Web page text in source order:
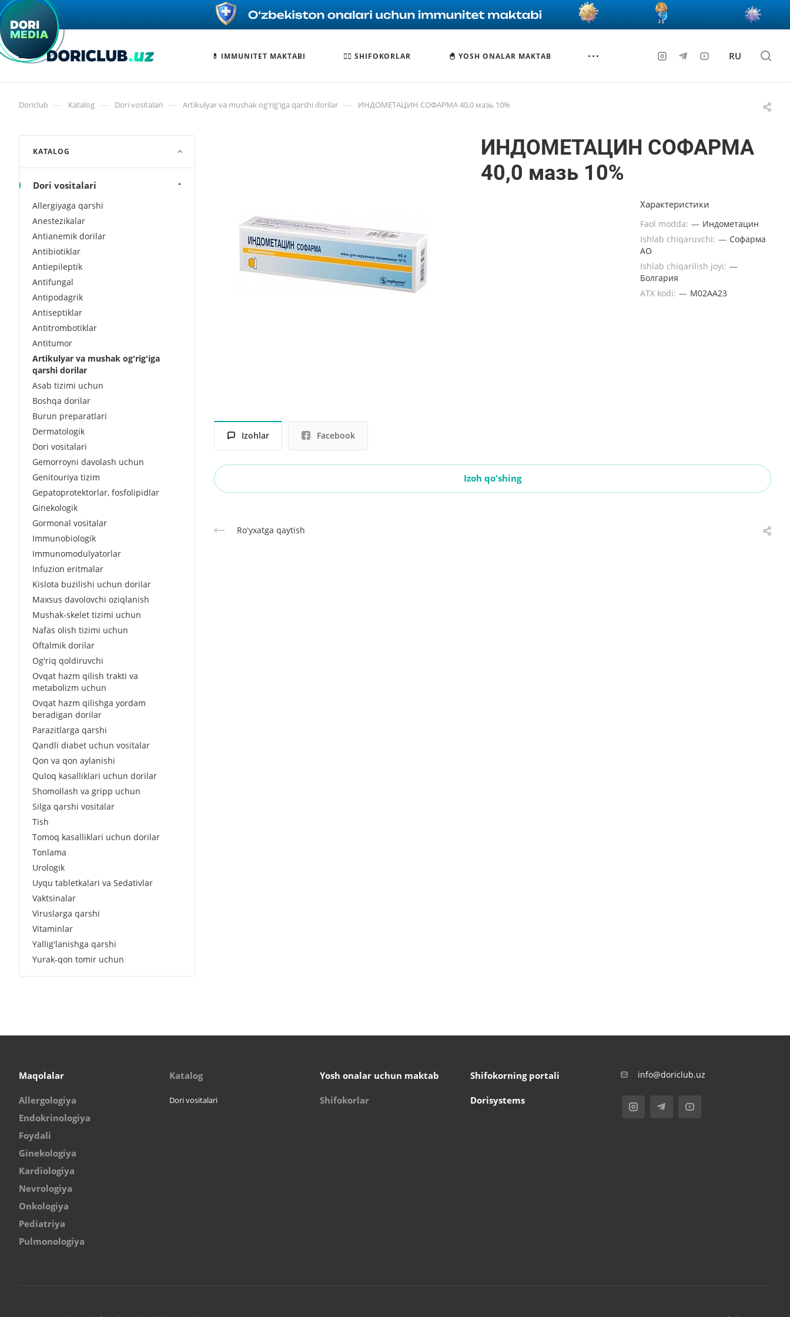
💊 IMMUNITET MAKTABI 🧑‍⚕️ SHIFOKORLAR 🐣 YOSH ONALAR MAKTAB RU
Doriclub — Katalog — Dori vositalari — Artikulyar va mushak og'rig'iga qarshi dorilar — ИНДОМЕТАЦИН СОФАРМА 40,0 мазь 10%
ИНДОМЕТАЦИН СОФАРМА
40,0 мазь 10%
Характеристики
Faol modda: — Индометацин
Ishlab chiqaruvchi: — Софарма
АО
Ishlab chiqarilish joyi: —
Болгария
ATX kodi: — M02AA23
Izohlar Facebook
Izoh qo'shing
Roʻyxatga qaytish
KATALOG
Dori vositalari
Allergiyaga qarshi
Anestezikalar
Antianemik dorilar
Antibiotiklar
Antiepileptik
Antifungal
Antipodagrik
Antiseptiklar
Antitrombotiklar
Antitumor
Artikulyar va mushak og'rig'iga
qarshi dorilar
Asab tizimi uchun
Boshqa dorilar
Burun preparatlari
Dermatologik
Dori vositalari
Gemorroyni davolash uchun
Genitouriya tizim
Gepatoprotektorlar, fosfolipidlar
Ginekologik
Gormonal vositalar
Immunobiologik
Immunomodulyatorlar
Infuzion eritmalar
Kislota buzilishi uchun dorilar
Maxsus davolovchi oziqlanish
Mushak-skelet tizimi uchun
Nafas olish tizimi uchun
Oftalmik dorilar
Og'riq qoldiruvchi
Ovqat hazm qilish trakti va
metabolizm uchun
Ovqat hazm qilishga yordam
beradigan dorilar
Parazitlarga qarshi
Qandli diabet uchun vositalar
Qon va qon aylanishi
Quloq kasalliklari uchun dorilar
Shomollash va gripp uchun
Silga qarshi vositalar
Tish
Tomoq kasalliklari uchun dorilar
Tonlama
Urologik
Uyqu tabletkalari va Sedativlar
Vaktsinalar
Viruslarga qarshi
Vitaminlar
Yallig'lanishga qarshi
Yurak-qon tomir uchun
Maqolalar
Allergologiya
Endokrinologiya
Foydali
Ginekologiya
Kardiologiya
Nevrologiya
Onkologiya
Pediatriya
Pulmonologiya
Katalog
Dori vositalari
Yosh onalar uchun maktab
Shifokorlar
Shifokorning portali
Dorisystems
info@doriclub.uz